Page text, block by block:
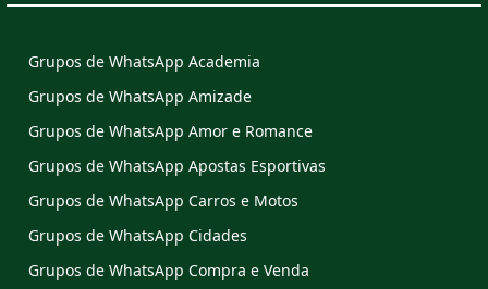
Grupos de WhatsApp Academia
Grupos de WhatsApp Amizade
Grupos de WhatsApp Amor e Romance
Grupos de WhatsApp Apostas Esportivas
Grupos de WhatsApp Carros e Motos
Grupos de WhatsApp Cidades
Grupos de WhatsApp Compra e Venda